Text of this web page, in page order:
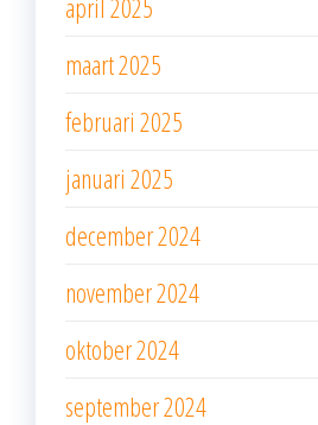
maart 2025
februari 2025
januari 2025
december 2024
november 2024
oktober 2024
september 2024